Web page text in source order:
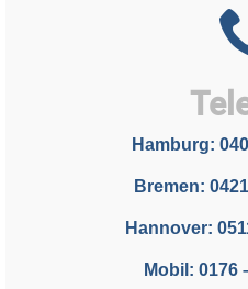
Hamburg:
Bremen:
Hannover:
Mobil: 0176